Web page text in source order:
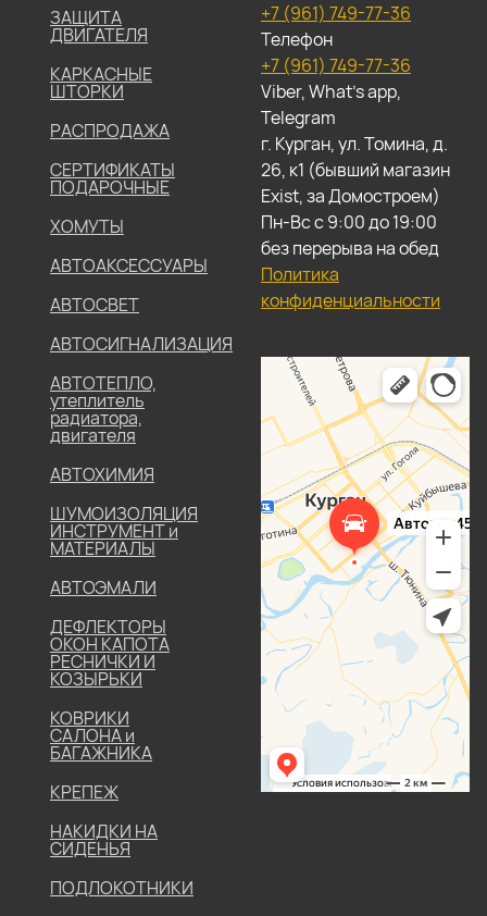
ЗАЩИТА
ДВИГАТЕЛЯ
КАРКАСНЫЕ
ШТОРКИ
РАСПРОДАЖА
СЕРТИФИКАТЫ
ПОДАРОЧНЫЕ
ХОМУТЫ
АВТОАКСЕССУАРЫ
АВТОСВЕТ
АВТОСИГНАЛИЗАЦИЯ
АВТОТЕПЛО,
утеплитель
радиатора,
двигателя
АВТОХИМИЯ
ШУМОИЗОЛЯЦИЯ
ИНСТРУМЕНТ и
МАТЕРИАЛЫ
АВТОЭМАЛИ
ДЕФЛЕКТОРЫ
ОКОН КАПОТА
РЕСНИЧКИ И
КОЗЫРЬКИ
КОВРИКИ
САЛОНА и
БАГАЖНИКА
КРЕПЕЖ
НАКИДКИ НА
СИДЕНЬЯ
ПОДЛОКОТНИКИ
+7 (961) 749-77-36
Телефон
+7 (961) 749-77-36
Viber, What's app,
Telegram
г. Курган, ул. Томина, д.
26, к1 (бывший магазин
Exist, за Домостроем)
Пн-Вс с 9:00 до 19:00
без перерыва на обед
Политика
конфиденциальности